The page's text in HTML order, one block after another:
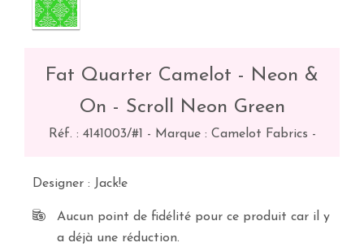
Fat Quarter Camelot - Neon &
On - Scroll Neon Green
Réf. : 4141003/#1 - Marque : Camelot Fabrics -
Designer : Jack!e
Aucun point de fidélité pour ce produit car il y
a déjà une réduction.